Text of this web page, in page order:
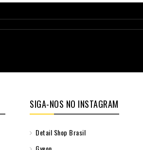
SIGA-NOS NO INSTAGRAM
Detail Shop Brasil